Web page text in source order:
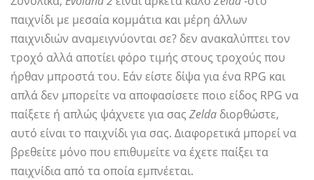
παιχνίδι με μεσαία κομμάτια και μέρη άλλων
παιχνιδιών αναμειγνύονται σε? δεν ανακαλύπτει τον
τροχό αλλά αποτίει φόρο τιμής στους τροχούς που
ήρθαν μπροστά του. Εάν είστε δίψα για ένα RPG και
απλά δεν μπορείτε να αποφασίσετε ποιο είδος RPG να
παίξετε ή απλώς ψάχνετε για σας Zelda διορθώστε,
αυτό είναι το παιχνίδι για σας. Διαφορετικά μπορεί να
βρεθείτε μόνο που επιθυμείτε να έχετε παίξει τα
παιχνίδια από τα οποία εμπνέεται.